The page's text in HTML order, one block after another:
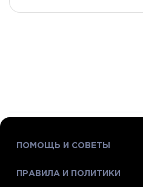
ПОМОЩЬ И СОВЕТЫ
ПРАВИЛА И ПОЛИТИКИ